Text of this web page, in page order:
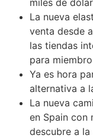
La nueva
venta desde
las tiendas
para
Ya es hora
alternativa a
La nueva
en Spain con
descubre a la